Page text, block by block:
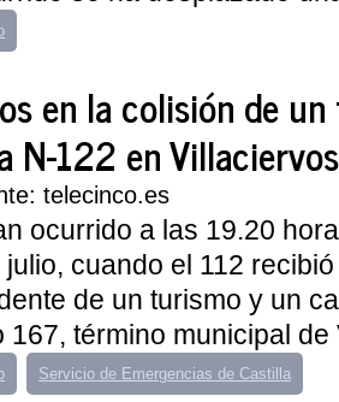
en la colisión de
N-122 en
telecinco.es
ocurrido a las 19.20
cuando el 112
de un turismo y un
167, término municipal
Servicio de Emergencias de Castilla